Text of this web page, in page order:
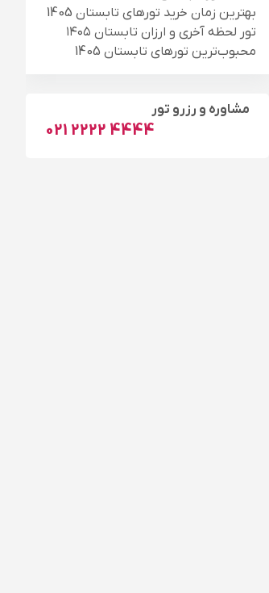
بهترین زمان خرید تورهای تابستان 1405
تور لحظه آخری و ارزان تابستان ۱۴۰۵
محبوب‌ترین تورهای تابستان 1405
مشاوره و رزرو تور
021 2222 4444